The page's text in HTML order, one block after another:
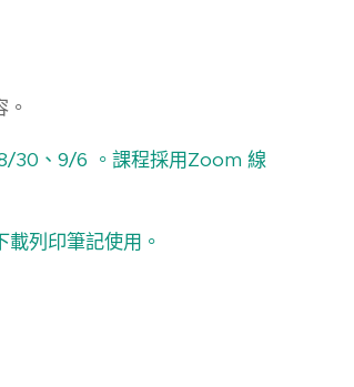
30、9/6 。課程採用Zoom 線
列印筆記使用。